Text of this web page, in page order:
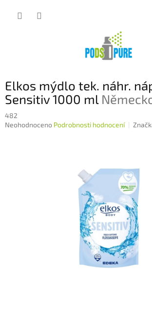
Elkos mýdlo tek. náhr.
Sensitiv 1000 ml
482
Průměrné
Neohodnoceno Podrobnosti hodnocení